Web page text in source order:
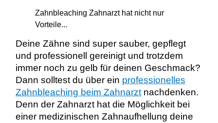
Zahnbleaching Zahnarzt hat nicht nur
Vorteile...
Deine Zähne sind super sauber, gepflegt
und professionell gereinigt und trotzdem
immer noch zu gelb für deinen Geschmack?
Dann solltest du über ein professionelles
Zahnbleaching beim Zahnarztnachdenken.
Denn der Zahnarzt hat die Möglichkeit bei
einer medizinischen Zahnaufhellung deine